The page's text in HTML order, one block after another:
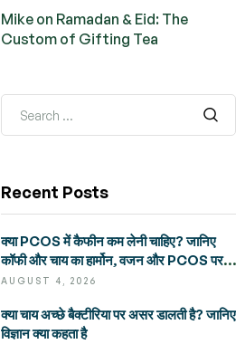
Mike on Ramadan & Eid: The
Custom of Gifting Tea
Recent Posts
AUGUST 4, 2026
क्या PCOS में कैफीन कम लेनी चाहिए? जानिए
कॉफी और चाय का हार्मोन, वजन और PCOS पर
असर
क्या चाय अच्छे बैक्टीरिया पर असर डालती है? जानिए
विज्ञान क्या कहता है